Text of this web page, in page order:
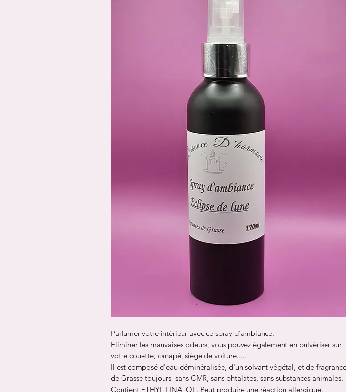
Parfumer votre intérieur avec ce spray d'ambiance.
Eliminer les mauvaises odeurs, vous pouvez également en pulvériser sur
votre couette, canapé, siège de voiture.....
Il est composé d'eau déminéralisée, d'un solvant végétal, et de fragrance
de Grasse toujours sans CMR, sans phtalates, sans substances animales.
Contient ETHYL LINALOL. Peut produire une réaction allergique.